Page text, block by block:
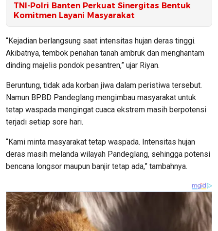
TNI-Polri Banten Perkuat Sinergitas Bentuk
Komitmen Layani Masyarakat
“Kejadian berlangsung saat intensitas hujan deras tinggi.
Akibatnya, tembok penahan tanah ambruk dan menghantam
dinding majelis pondok pesantren,” ujar Riyan.
Beruntung, tidak ada korban jiwa dalam peristiwa tersebut.
Namun BPBD Pandeglang mengimbau masyarakat untuk
tetap waspada mengingat cuaca ekstrem masih berpotensi
terjadi setiap sore hari.
“Kami minta masyarakat tetap waspada. Intensitas hujan
deras masih melanda wilayah Pandeglang, sehingga potensi
bencana longsor maupun banjir tetap ada,” tambahnya.